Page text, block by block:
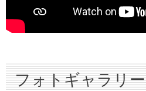
フォトギャラリー